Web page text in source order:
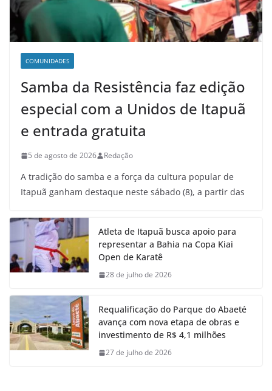
COMUNIDADES
Samba da Resistência faz edição
especial com a Unidos de Itapuã
e entrada gratuita
5 de agosto de 2026 Redação
A tradição do samba e a força da cultura popular de
Itapuã ganham destaque neste sábado (8), a partir das
Atleta de Itapuã busca apoio para
representar a Bahia na Copa Kiai
Open de Karatê
28 de julho de 2026
Requalificação do Parque do Abaeté
avança com nova etapa de obras e
investimento de R$ 4,1 milhões
27 de julho de 2026